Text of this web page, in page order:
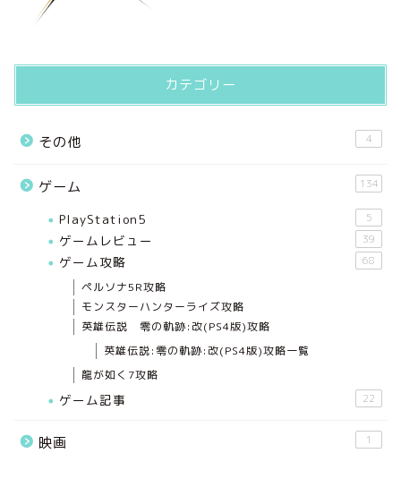
カテゴリー
その他 4
ゲーム 134
PlayStation5 5
ゲームレビュー 39
ゲーム攻略 68
ペルソナ5R攻略
モンスターハンターライズ攻略
英雄伝説 零の軌跡:改(PS4版)攻略
英雄伝説:零の軌跡:改(PS4版)攻略一覧
龍が如く7攻略
ゲーム記事 22
映画 1